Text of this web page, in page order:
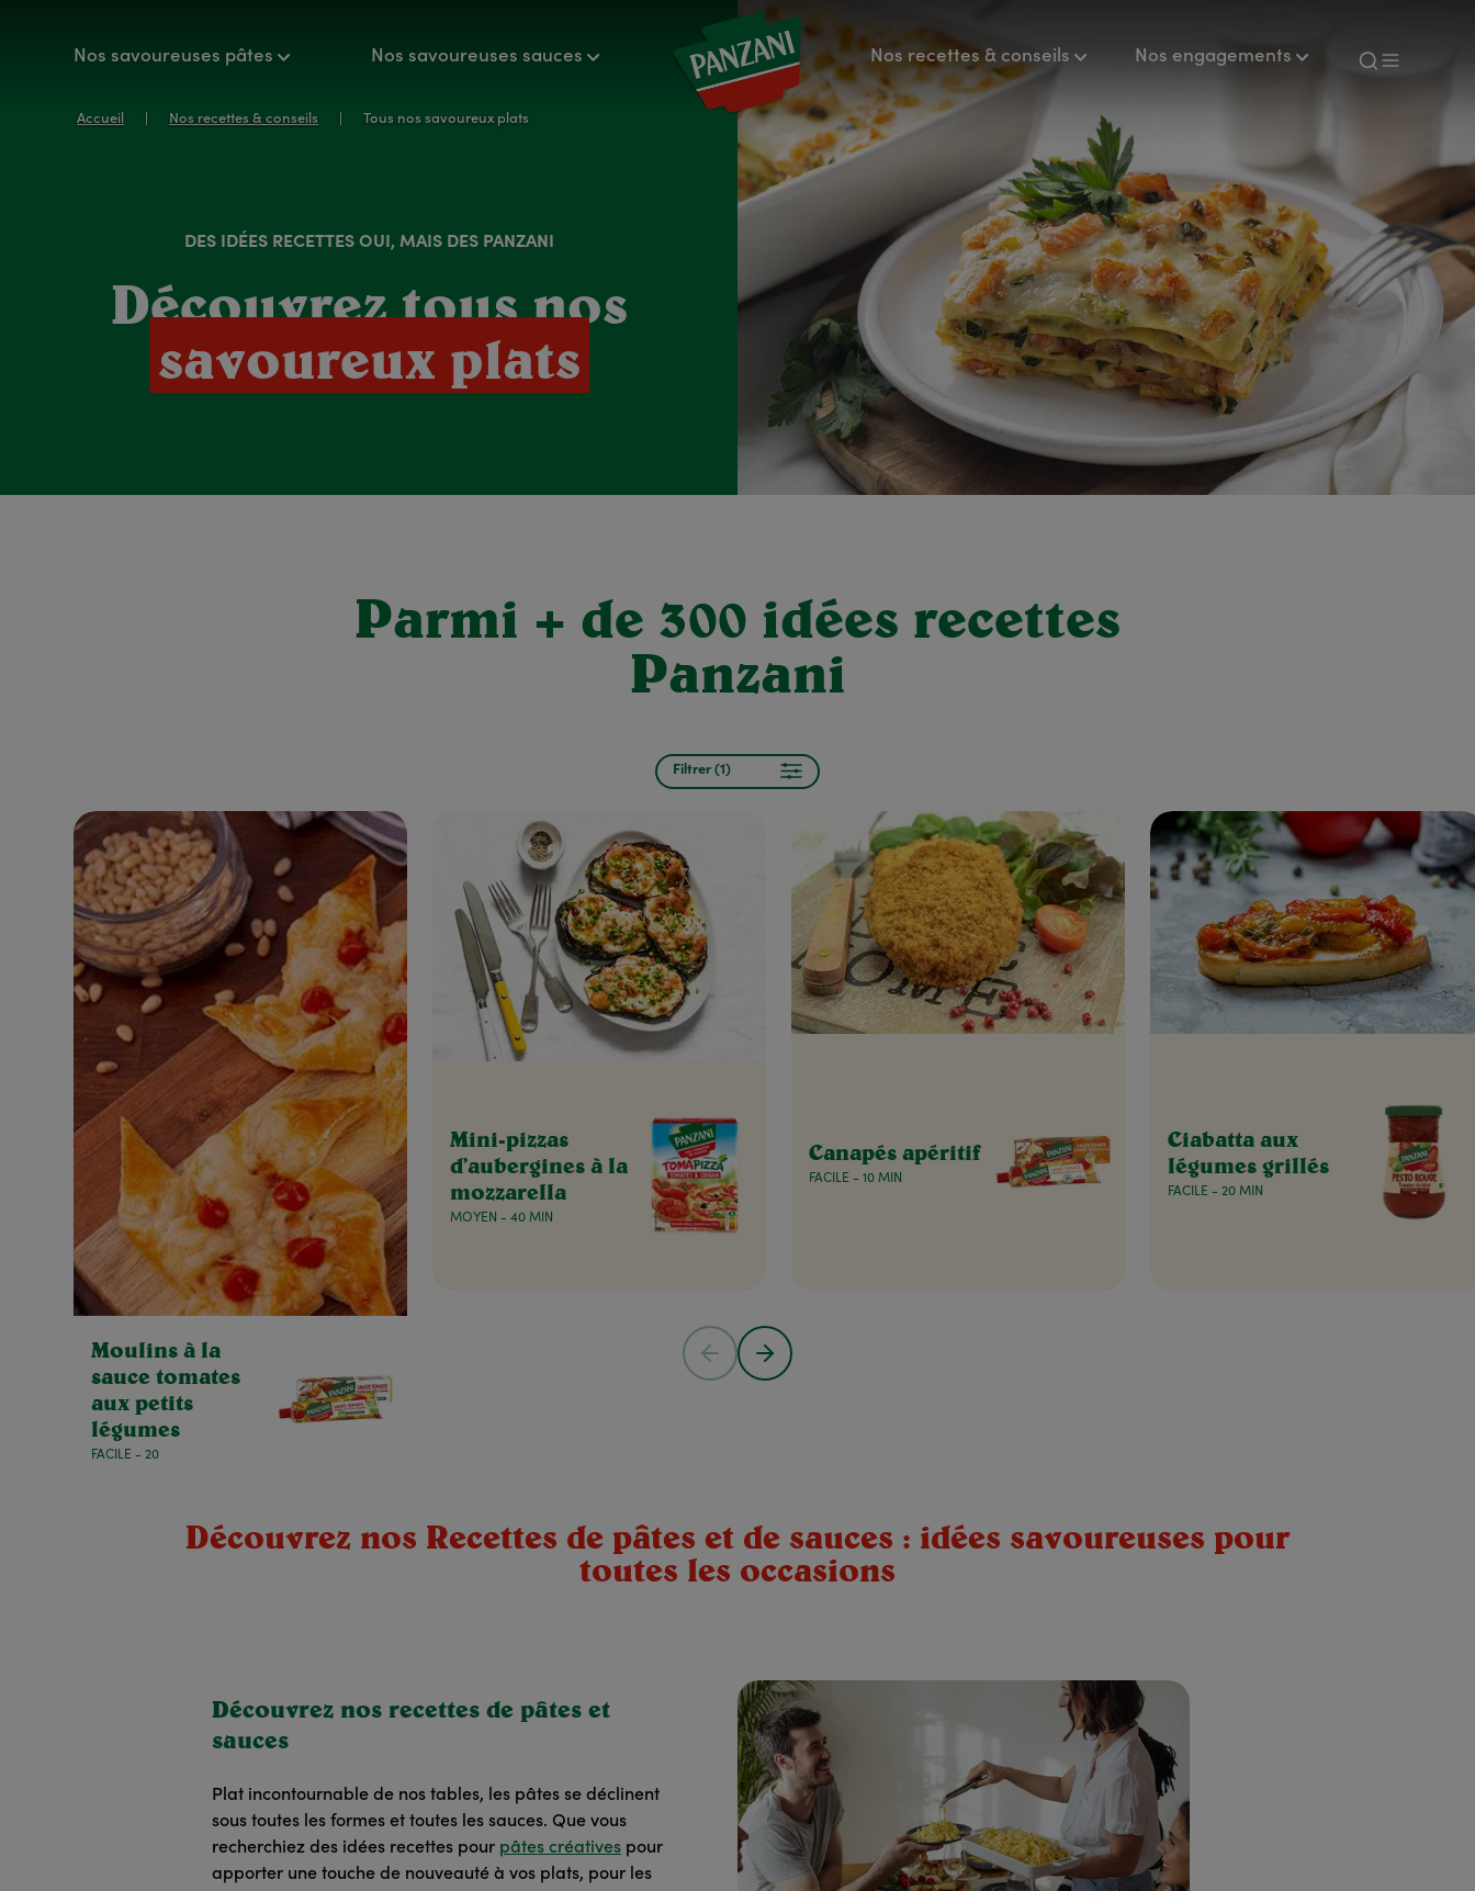
Nos savoureuses pâtes Nos savoureuses sauces Nos recettes & conseils Nos engagements
Accueil Nos recettes & conseils Tous nos savoureux plats
DES IDÉES RECETTES OUI, MAIS DES PANZANI
Découvrez tous nos
savoureux plats
Parmi + de 300 idées recettes
Panzani
Filtrer (1)
Moulins à la
sauce tomates
aux petits
légumes
FACILE - 20
Mini-pizzas
d’aubergines à la
mozzarella
MOYEN - 40 MIN
Canapés apéritif
FACILE - 10 MIN
Ciabatta aux
légumes grillés
FACILE - 20 MIN
Découvrez nos Recettes de pâtes et de sauces : idées savoureuses pour
toutes les occasions
Découvrez nos recettes de pâtes et
sauces
Plat incontournable de nos tables, les pâtes se déclinent
sous toutes les formes et toutes les sauces. Que vous
recherchiez des idées recettes pour pâtes créatives pour
apporter une touche de nouveauté à vos plats, pour les